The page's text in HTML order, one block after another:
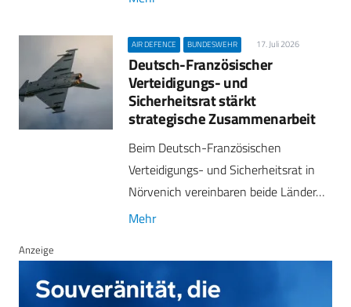
AIR DEFENCE BUNDESWEHR 17. Juli 2026
Deutsch-Französischer
Verteidigungs- und
Sicherheitsrat stärkt
strategische Zusammenarbeit
Beim Deutsch-Französischen
Verteidigungs- und Sicherheitsrat in
Nörvenich vereinbaren beide Länder…
Mehr
Anzeige